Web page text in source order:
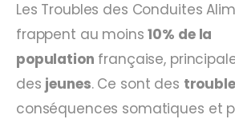
Les Troubles des Conduites
frappent au moins10% de la
population française,
des jeunes. Ce sont des
conséquences somatiques et